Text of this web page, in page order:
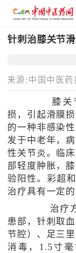
针刺治膝关节
来源:中国中医药
膝关
损，引起滑膜
的一种非感染
发于中老年，
性关节炎。临
部轻度肿胀，
验阳性。彩超
治疗具有一定的
治疗方
患部，针刺取
节腔）、足三
消毒，1.5寸